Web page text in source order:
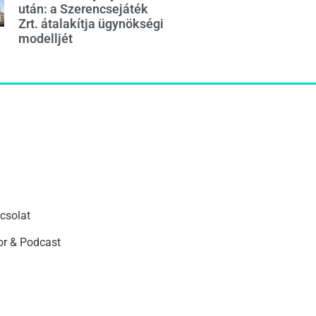
után: a Szerencsejáték
Zrt. átalakítja ügynökségi
modelljét
& Podcast